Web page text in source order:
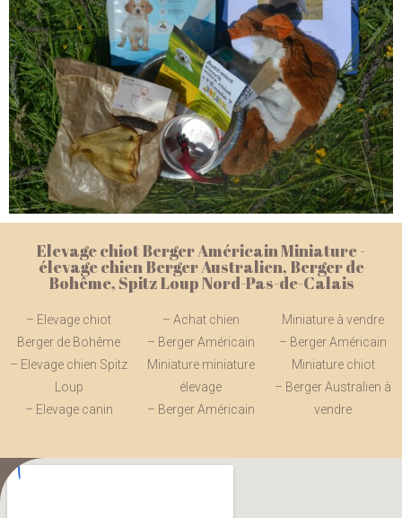
Elevage chiot Berger Américain Miniature -
élevage chien Berger Australien, Berger de
Bohême, Spitz Loup Nord-Pas-de-Calais
– Elevage chiot
Berger de Bohême
– Elevage chien Spitz
Loup
– Elevage canin
– Achat chien
– Berger Américain
Miniature miniature
élevage
– Berger Américain
Miniature à vendre
– Berger Américain
Miniature chiot
– Berger Australien à
vendre